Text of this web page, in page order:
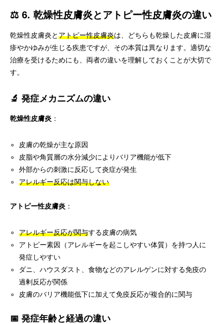
⚖️ 6. 乾燥性皮膚炎とアトピー性皮膚炎の違い
乾燥性皮膚炎とアトピー性皮膚炎は、どちらも乾燥した皮膚に湿
疹やかゆみが生じる疾患ですが、その本質は異なります。適切な
治療を受けるためにも、両者の違いを理解しておくことが大切で
す。
🔬 発症メカニズムの違い
乾燥性皮膚炎 ：
皮膚の乾燥が主な原因
皮脂や角質層の水分減少によりバリア機能が低下
外部からの刺激に反応して炎症が発生
アレルギー反応は関与しない
アトピー性皮膚炎 ：
アレルギー反応が関与する皮膚の病気
アトピー素因（アレルギーを起こしやすい体質）を持つ人に
発症しやすい
ダニ、ハウスダスト、食物などのアレルゲンに対する免疫の
過剰反応が関係
皮膚のバリア機能低下に加えて免疫反応が複合的に関与
📅 発症年齢と経過の違い